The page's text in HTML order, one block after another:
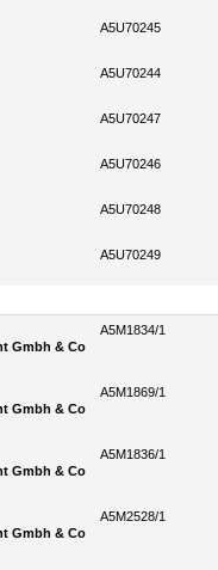
A5U70245
A5U70244
A5U70247
A5U70246
A5U70248
A5U70249
Gmbh & Co
A5M1834/1
Gmbh & Co
A5M1869/1
Gmbh & Co
A5M1836/1
Gmbh & Co
A5M2528/1